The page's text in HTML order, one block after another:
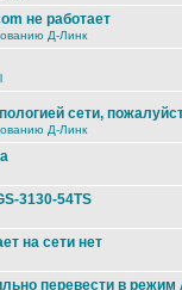
не работает
Д-Линк
сети,
Д-Линк
3130-54TS
на сети нет
перевести в режим